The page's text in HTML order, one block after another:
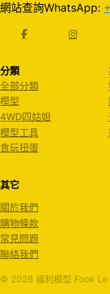
網站查詢WhatsApp:
分類
全部分類
模型
4WD四姑姐
模型工具
食玩扭蛋
其它
關於我們
購物條款
常見問題
聯絡我們
© 2026 福利模型 Fook